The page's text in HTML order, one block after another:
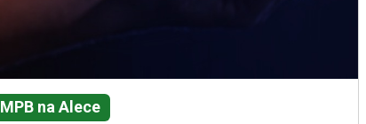
MPB na Alece